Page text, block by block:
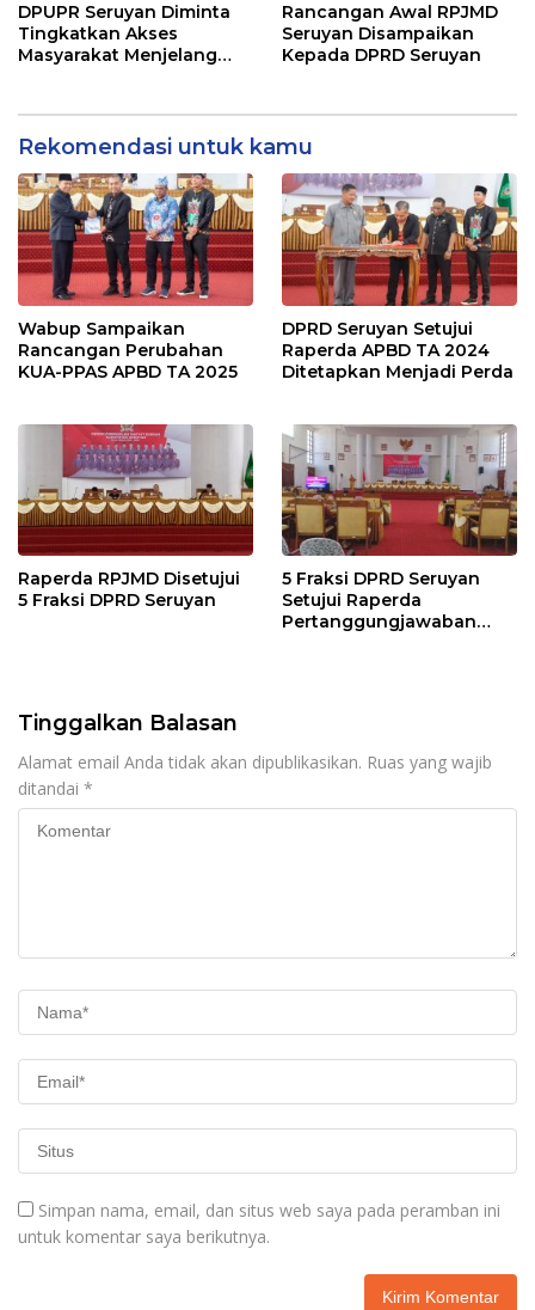
DPUPR Seruyan Diminta
Tingkatkan Akses
Masyarakat Menjelang
Rancangan Awal RPJMD
Seruyan Disampaikan
Kepada DPRD Seruyan
Rekomendasi untuk kamu
Wabup Sampaikan
Rancangan Perubahan
KUA-PPAS APBD TA 2025
DPRD Seruyan Setujui
Raperda APBD TA 2024
Ditetapkan Menjadi Perda
Raperda RPJMD Disetujui
5 Fraksi DPRD Seruyan
5 Fraksi DPRD Seruyan
Setujui Raperda
Pertanggungjawaban
Tinggalkan Balasan
Alamat email Anda tidak akan dipublikasikan. Ruas yang wajib
ditandai *
Simpan nama, email, dan situs web saya pada peramban ini
untuk komentar saya berikutnya.